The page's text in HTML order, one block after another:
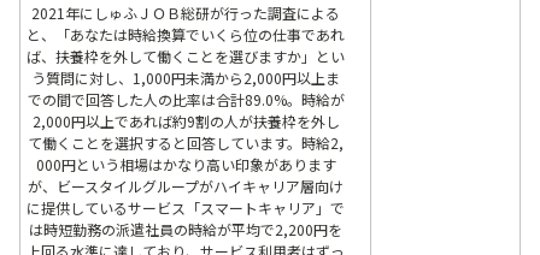
2021年にしゅふＪＯＢ総研が行った調査による
と、「あなたは時給換算でいくら位の仕事であれ
ば、扶養枠を外して働くことを選びますか」とい
う質問に対し、1,000円未満から2,000円以上ま
での間で回答した人の比率は合計89.0%。時給が
2,000円以上であれば約9割の人が扶養枠を外し
て働くことを選択すると回答しています。時給2,
000円という相場はかなり高い印象があります
が、ビースタイルグループがハイキャリア層向け
に提供しているサービス「スマートキャリア」で
は時短勤務の派遣社員の時給が平均で2,200円を
上回る水準に達しており、サービス利用者はずっ